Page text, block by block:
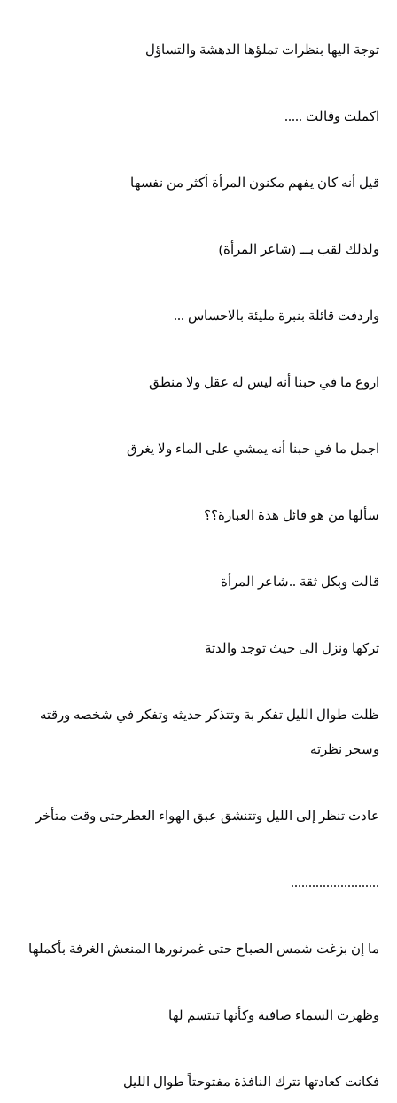
توجة اليها بنظرات تملؤها الدهشة والتساؤل
اكملت وقالت .....
قيل أنه كان يفهم مكنون المرأة أكثر من نفسها
ولذلك لقب بـــ (شاعر المرأة)
واردفت قائلة بنبرة مليئة بالاحساس ...
اروع ما في حبنا أنه ليس له عقل ولا منطق
اجمل ما في حبنا أنه يمشي على الماء ولا يغرق
سألها من هو قائل هذة العبارة؟؟
قالت وبكل ثقة ..شاعر المرأة
تركها ونزل الى حيث توجد والدتة
ظلت طوال الليل تفكر بة وتتذكر حديثه وتفكر في شخصه ورقته
وسحر نظرته
عادت تنظر إلى الليل وتتنشق عبق الهواء العطرحتى وقت متأخر
.........................
ما إن بزغت شمس الصباح حتى غمرنورها المنعش الغرفة بأكملها
وظهرت السماء صافية وكأنها تبتسم لها
فكانت كعادتها تترك النافذة مفتوحتاً طوال الليل